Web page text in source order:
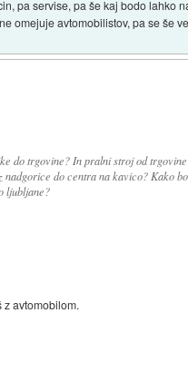
pa servise, pa še kaj bodo lahko
omejuje avtomobilistov, pa se še
do trgovine? In pralni stroj od
do centra na kavico? Kako
ljubljane?
z avtomobilom.